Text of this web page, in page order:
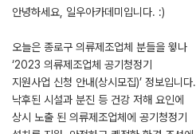
안녕하세요, 일우아카데미입니다. :)
오늘은 종로구 의류제조업체 분들을 윟나
‘2023 의류제조업체 공기청정기
지원사업 신청 안내(상시모집)’ 정보입니다.
낙후된 시설과 분진 등 건강 저해 요인에
상시 노출 된 의류제조업체에 공기청정기